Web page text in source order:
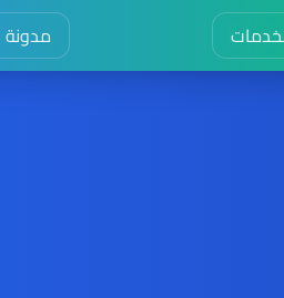
مدونة